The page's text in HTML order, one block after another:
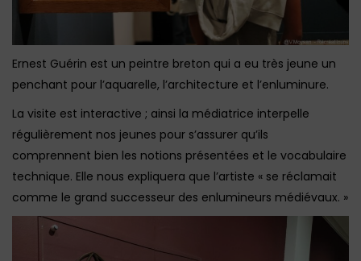
Ernest Guérin est un peintre breton qui a eu très jeune un
penchant pour l’aquarelle, l’architecture et l’enluminure.
La visite est interactive ; ainsi la médiatrice interpelle
régulièrement nos jeunes pour s’assurer qu’ils
comprennent bien les notions présentées et le vocabulaire
technique. Elle nous expliquera que l’artiste « se réclamait
comme le grand successeur des enlumineurs médiévaux. »